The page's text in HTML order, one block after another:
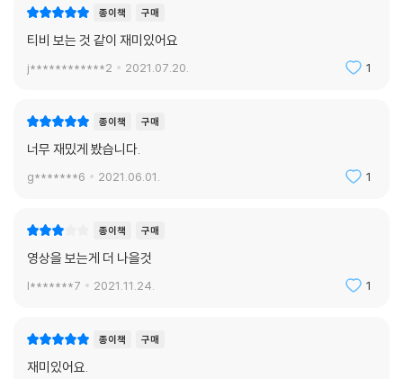
종이책 구매
티비 보는 것 같이 재미있어요
j************2 2021.07.20. 1
종이책 구매
너무 재밌게 봤습니다.
g*******6 2021.06.01. 1
종이책 구매
영상을 보는게 더 나을것
l*******7 2021.11.24. 1
종이책 구매
재미있어요.